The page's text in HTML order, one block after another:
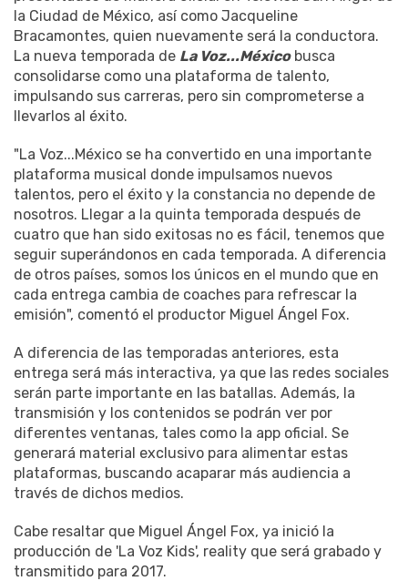
la Ciudad de México, así como Jacqueline
Bracamontes, quien nuevamente será la conductora.
La nueva temporada de La Voz...Méxicobusca
consolidarse como una plataforma de talento,
impulsando sus carreras, pero sin comprometerse a
llevarlos al éxito.
"La Voz...México se ha convertido en una importante
plataforma musical donde impulsamos nuevos
talentos, pero el éxito y la constancia no depende de
nosotros. Llegar a la quinta temporada después de
cuatro que han sido exitosas no es fácil, tenemos que
seguir superándonos en cada temporada. A diferencia
de otros países, somos los únicos en el mundo que en
cada entrega cambia de coaches para refrescar la
emisión", comentó el productor Miguel Ángel Fox.
A diferencia de las temporadas anteriores, esta
entrega será más interactiva, ya que las redes sociales
serán parte importante en las batallas. Además, la
transmisión y los contenidos se podrán ver por
diferentes ventanas, tales como la app oficial. Se
generará material exclusivo para alimentar estas
plataformas, buscando acaparar más audiencia a
través de dichos medios.
Cabe resaltar que Miguel Ángel Fox, ya inició la
producción de 'La Voz Kids', reality que será grabado y
transmitido para 2017.